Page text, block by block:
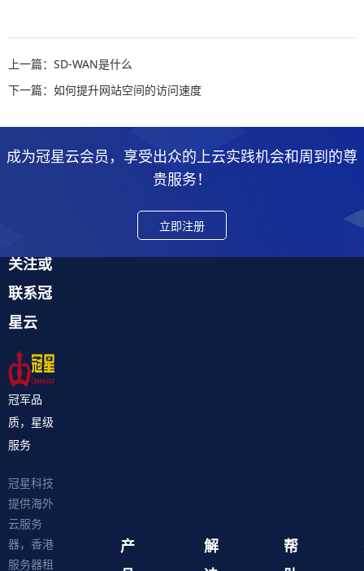
上一篇：SD-WAN是什么
下一篇：如何提升网站空间的访问速度
成为冠星云会员，享受出众的上云实践机会和周到的尊
贵服务！
立即注册
关注或
联系冠
星云
冠军品
质，星级
服务
冠星科技
提供海外
云服务
器，香港
服务器租
产
解
帮